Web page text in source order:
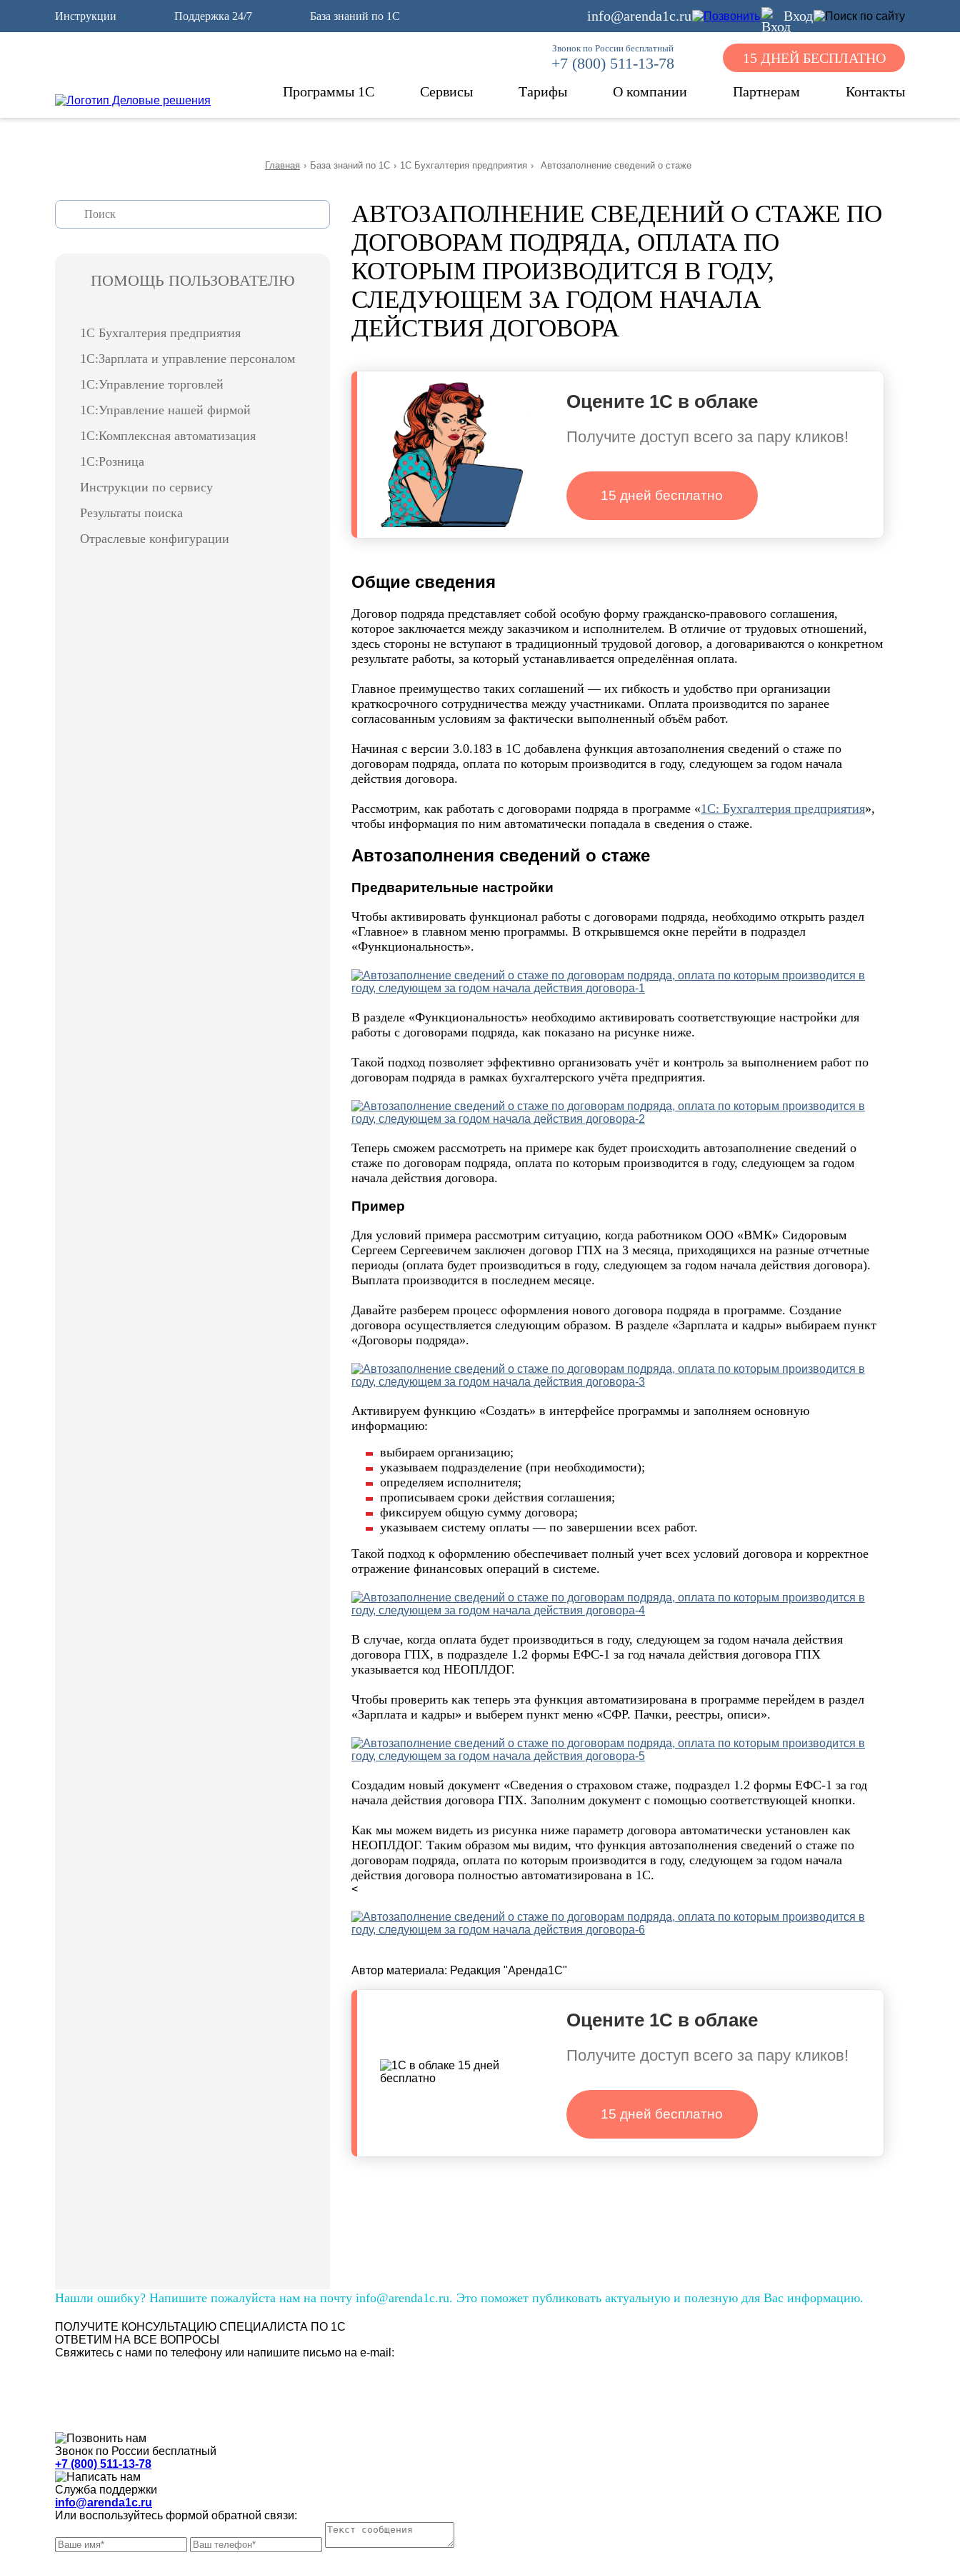
Инструкции Поддержка 24/7 База знаний по 1С info@arenda1c.ru Вход
Звонок по России бесплатный
+7 (800) 511-13-78 15 ДНЕЙ БЕСПЛАТНО
Программы 1С Сервисы Тарифы О компании Партнерам Контакты
Главная › База знаний по 1С › 1С Бухгалтерия предприятия › Автозаполнение сведений о стаже
ПОМОЩЬ ПОЛЬЗОВАТЕЛЮ
1С Бухгалтерия предприятия
1С:Зарплата и управление персоналом
1С:Управление торговлей
1С:Управление нашей фирмой
1С:Комплексная автоматизация
1С:Розница
Инструкции по сервису
Результаты поиска
Отраслевые конфигурации
АВТОЗАПОЛНЕНИЕ СВЕДЕНИЙ О СТАЖЕ ПО
ДОГОВОРАМ ПОДРЯДА, ОПЛАТА ПО
КОТОРЫМ ПРОИЗВОДИТСЯ В ГОДУ,
СЛЕДУЮЩЕМ ЗА ГОДОМ НАЧАЛА
ДЕЙСТВИЯ ДОГОВОРА
Оцените 1С в облаке
Получите доступ всего за пару кликов!
15 дней бесплатно
Общие сведения
Договор подряда представляет собой особую форму гражданско-правового соглашения,
которое заключается между заказчиком и исполнителем. В отличие от трудовых отношений,
здесь стороны не вступают в традиционный трудовой договор, а договариваются о конкретном
результате работы, за который устанавливается определённая оплата.
Главное преимущество таких соглашений — их гибкость и удобство при организации
краткосрочного сотрудничества между участниками. Оплата производится по заранее
согласованным условиям за фактически выполненный объём работ.
Начиная с версии 3.0.183 в 1С добавлена функция автозаполнения сведений о стаже по
договорам подряда, оплата по которым производится в году, следующем за годом начала
действия договора.
Рассмотрим, как работать с договорами подряда в программе «1C: Бухгалтерия предприятия»,
чтобы информация по ним автоматически попадала в сведения о стаже.
Автозаполнения сведений о стаже
Предварительные настройки
Чтобы активировать функционал работы с договорами подряда, необходимо открыть раздел
«Главное» в главном меню программы. В открывшемся окне перейти в подраздел
«Функциональность».
В разделе «Функциональность» необходимо активировать соответствующие настройки для
работы с договорами подряда, как показано на рисунке ниже.
Такой подход позволяет эффективно организовать учёт и контроль за выполнением работ по
договорам подряда в рамках бухгалтерского учёта предприятия.
Теперь сможем рассмотреть на примере как будет происходить автозаполнение сведений о
стаже по договорам подряда, оплата по которым производится в году, следующем за годом
начала действия договора.
Пример
Для условий примера рассмотрим ситуацию, когда работником ООО «ВМК» Сидоровым
Сергеем Сергеевичем заключен договор ГПХ на 3 месяца, приходящихся на разные отчетные
периоды (оплата будет производиться в году, следующем за годом начала действия договора).
Выплата производится в последнем месяце.
Давайте разберем процесс оформления нового договора подряда в программе. Создание
договора осуществляется следующим образом. В разделе «Зарплата и кадры» выбираем пункт
«Договоры подряда».
Активируем функцию «Создать» в интерфейсе программы и заполняем основную
информацию:
выбираем организацию;
указываем подразделение (при необходимости);
определяем исполнителя;
прописываем сроки действия соглашения;
фиксируем общую сумму договора;
указываем систему оплаты — по завершении всех работ.
Такой подход к оформлению обеспечивает полный учет всех условий договора и корректное
отражение финансовых операций в системе.
В случае, когда оплата будет производиться в году, следующем за годом начала действия
договора ГПХ, в подразделе 1.2 формы ЕФС-1 за год начала действия договора ГПХ
указывается код НЕОПЛДОГ.
Чтобы проверить как теперь эта функция автоматизирована в программе перейдем в раздел
«Зарплата и кадры» и выберем пункт меню «СФР. Пачки, реестры, описи».
Создадим новый документ «Сведения о страховом стаже, подраздел 1.2 формы ЕФС-1 за год
начала действия договора ГПХ. Заполним документ с помощью соответствующей кнопки.
Как мы можем видеть из рисунка ниже параметр договора автоматически установлен как
НЕОПЛДОГ. Таким образом мы видим, что функция автозаполнения сведений о стаже по
договорам подряда, оплата по которым производится в году, следующем за годом начала
действия договора полностью автоматизирована в 1С.
<
Автор материала: Редакция "Аренда1С"
Оцените 1С в облаке
Получите доступ всего за пару кликов!
15 дней бесплатно
Нашли ошибку? Напишите пожалуйста нам на почту info@arenda1c.ru. Это поможет публиковать актуальную и полезную для Вас информацию.
ПОЛУЧИТЕ КОНСУЛЬТАЦИЮ СПЕЦИАЛИСТА ПО 1С
ОТВЕТИМ НА ВСЕ ВОПРОСЫ
Свяжитесь с нами по телефону или напишите письмо на e-mail:
Звонок по России бесплатный
+7 (800) 511-13-78
Служба поддержки
info@arenda1c.ru
Или воспользуйтесь формой обратной связи: